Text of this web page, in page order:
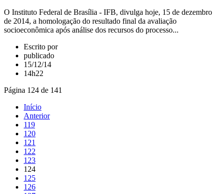
O Instituto Federal de Brasília - IFB, divulga hoje, 15 de dezembro
de 2014, a homologação do resultado final da avaliação
socioeconômica após análise dos recursos do processo...
Escrito por
publicado
15/12/14
14h22
Página 124 de 141
Início
Anterior
119
120
121
122
123
124
125
126